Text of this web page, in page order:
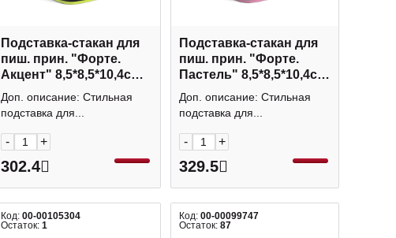
Подставка-стакан для
пиш. прин. "Форте.
Акцент" 8,5*8,5*10,4см,
квадрат., пласт, черн/
желт 55840 EK
Доп. описание: Стильная
подставка для...
- +
302.4
Подставка-стакан для
пиш. прин. "Форте.
Пастель" 8,5*8,5*10,4см,
квадрат., пласт, мятн/
роз 53688 EK
Доп. описание: Стильная
подставка для...
- +
329.5
Код: 00-00105304
Остаток: 1
Код: 00-00099747
Остаток: 87